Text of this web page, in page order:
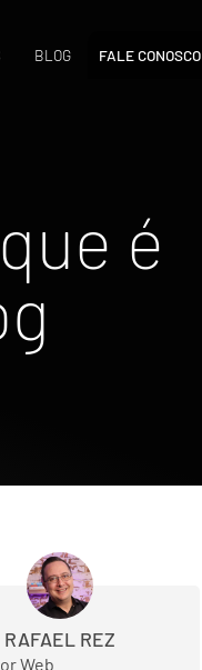
BLOG FALE CONOSCO
é
RAFAEL REZ
Web